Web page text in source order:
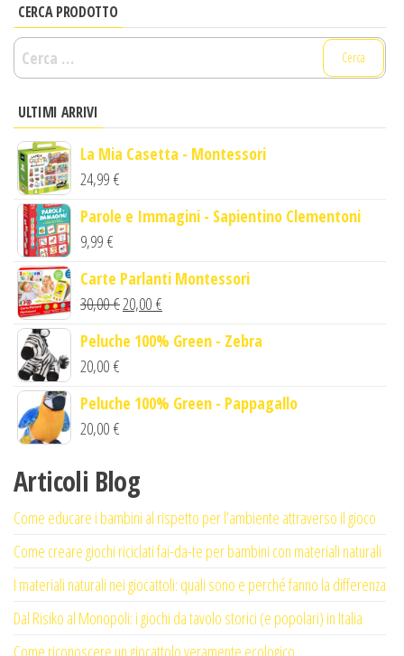
CERCA PRODOTTO
Ricerca
per:
ULTIMI ARRIVI
La Mia Casetta - Montessori
24,99 €
Parole e Immagini - Sapientino Clementoni
9,99 €
Carte Parlanti Montessori
30,00€Il
originale
30,00 €.
20,00 €
attuale
20,00 €.
Peluche 100% Green - Zebra
20,00 €
Peluche 100% Green - Pappagallo
20,00 €
Articoli Blog
Come educare i bambini al rispetto per l’ambiente attraverso il gioco
Come creare giochi riciclati fai-da-te per bambini con materiali naturali
I materiali naturali nei giocattoli: quali sono e perché fanno la differenza
Dal Risiko al Monopoli: i giochi da tavolo storici (e popolari) in Italia
Come riconoscere un giocattolo veramente ecologico